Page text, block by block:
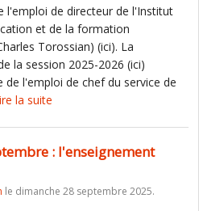
l'emploi de directeur de l'Institut
et de la formation
Torossian) (ici). La
la session 2025-2026 (ici)
de l'emploi de chef du service de
la suite
: l'enseignement
le dimanche 28 septembre 2025.